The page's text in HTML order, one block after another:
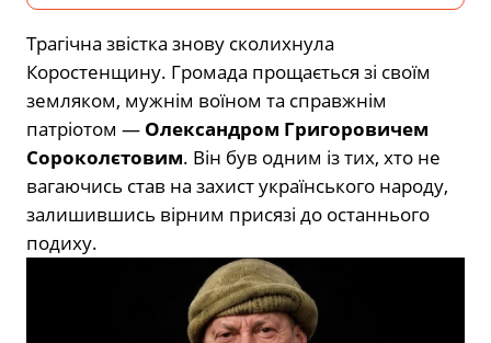
Трагічна звістка знову сколихнула
Коростенщину. Громада прощається зі своїм
земляком, мужнім воїном та справжнім
патріотом — Олександром Григоровичем
Сороколєтовим. Він був одним із тих, хто не
вагаючись став на захист українського народу,
залишившись вірним присязі до останнього
подиху.